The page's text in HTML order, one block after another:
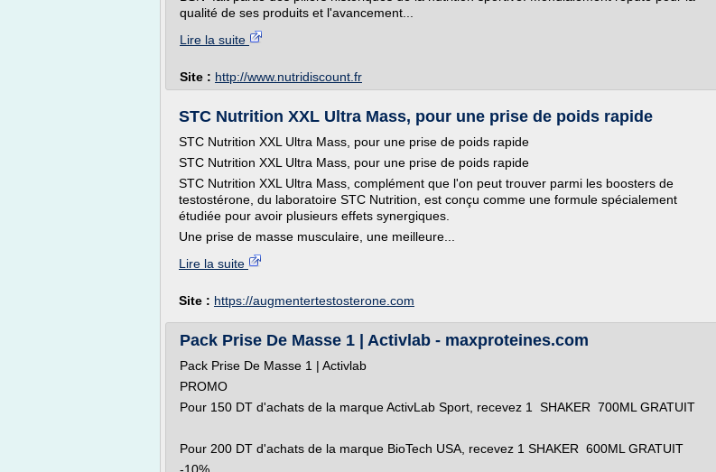
qualité de ses produits et l'avancement...
Lire la suite
Site : http://www.nutridiscount.fr
STC Nutrition XXL Ultra Mass, pour une prise de poids rapide
STC Nutrition XXL Ultra Mass, pour une prise de poids rapide
STC Nutrition XXL Ultra Mass, pour une prise de poids rapide
STC Nutrition XXL Ultra Mass, complément que l'on peut trouver parmi les boosters de
testostérone, du laboratoire STC Nutrition, est conçu comme une formule spécialement
étudiée pour avoir plusieurs effets synergiques.
Une prise de masse musculaire, une meilleure...
Lire la suite
Site : https://augmentertestosterone.com
Pack Prise De Masse 1 | Activlab - maxproteines.com
Pack Prise De Masse 1 | Activlab
PROMO
Pour 150 DT d'achats de la marque ActivLab Sport, recevez 1 SHAKER 700ML GRATUIT
Pour 200 DT d'achats de la marque BioTech USA, recevez 1 SHAKER 600ML GRATUIT